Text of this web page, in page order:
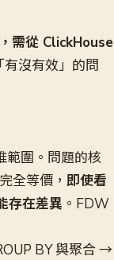
需從 ClickHouse
有沒有效」的問
範圍。問題的核
全等價， 即使看
存在差異 。FDW
BY 與聚合 →